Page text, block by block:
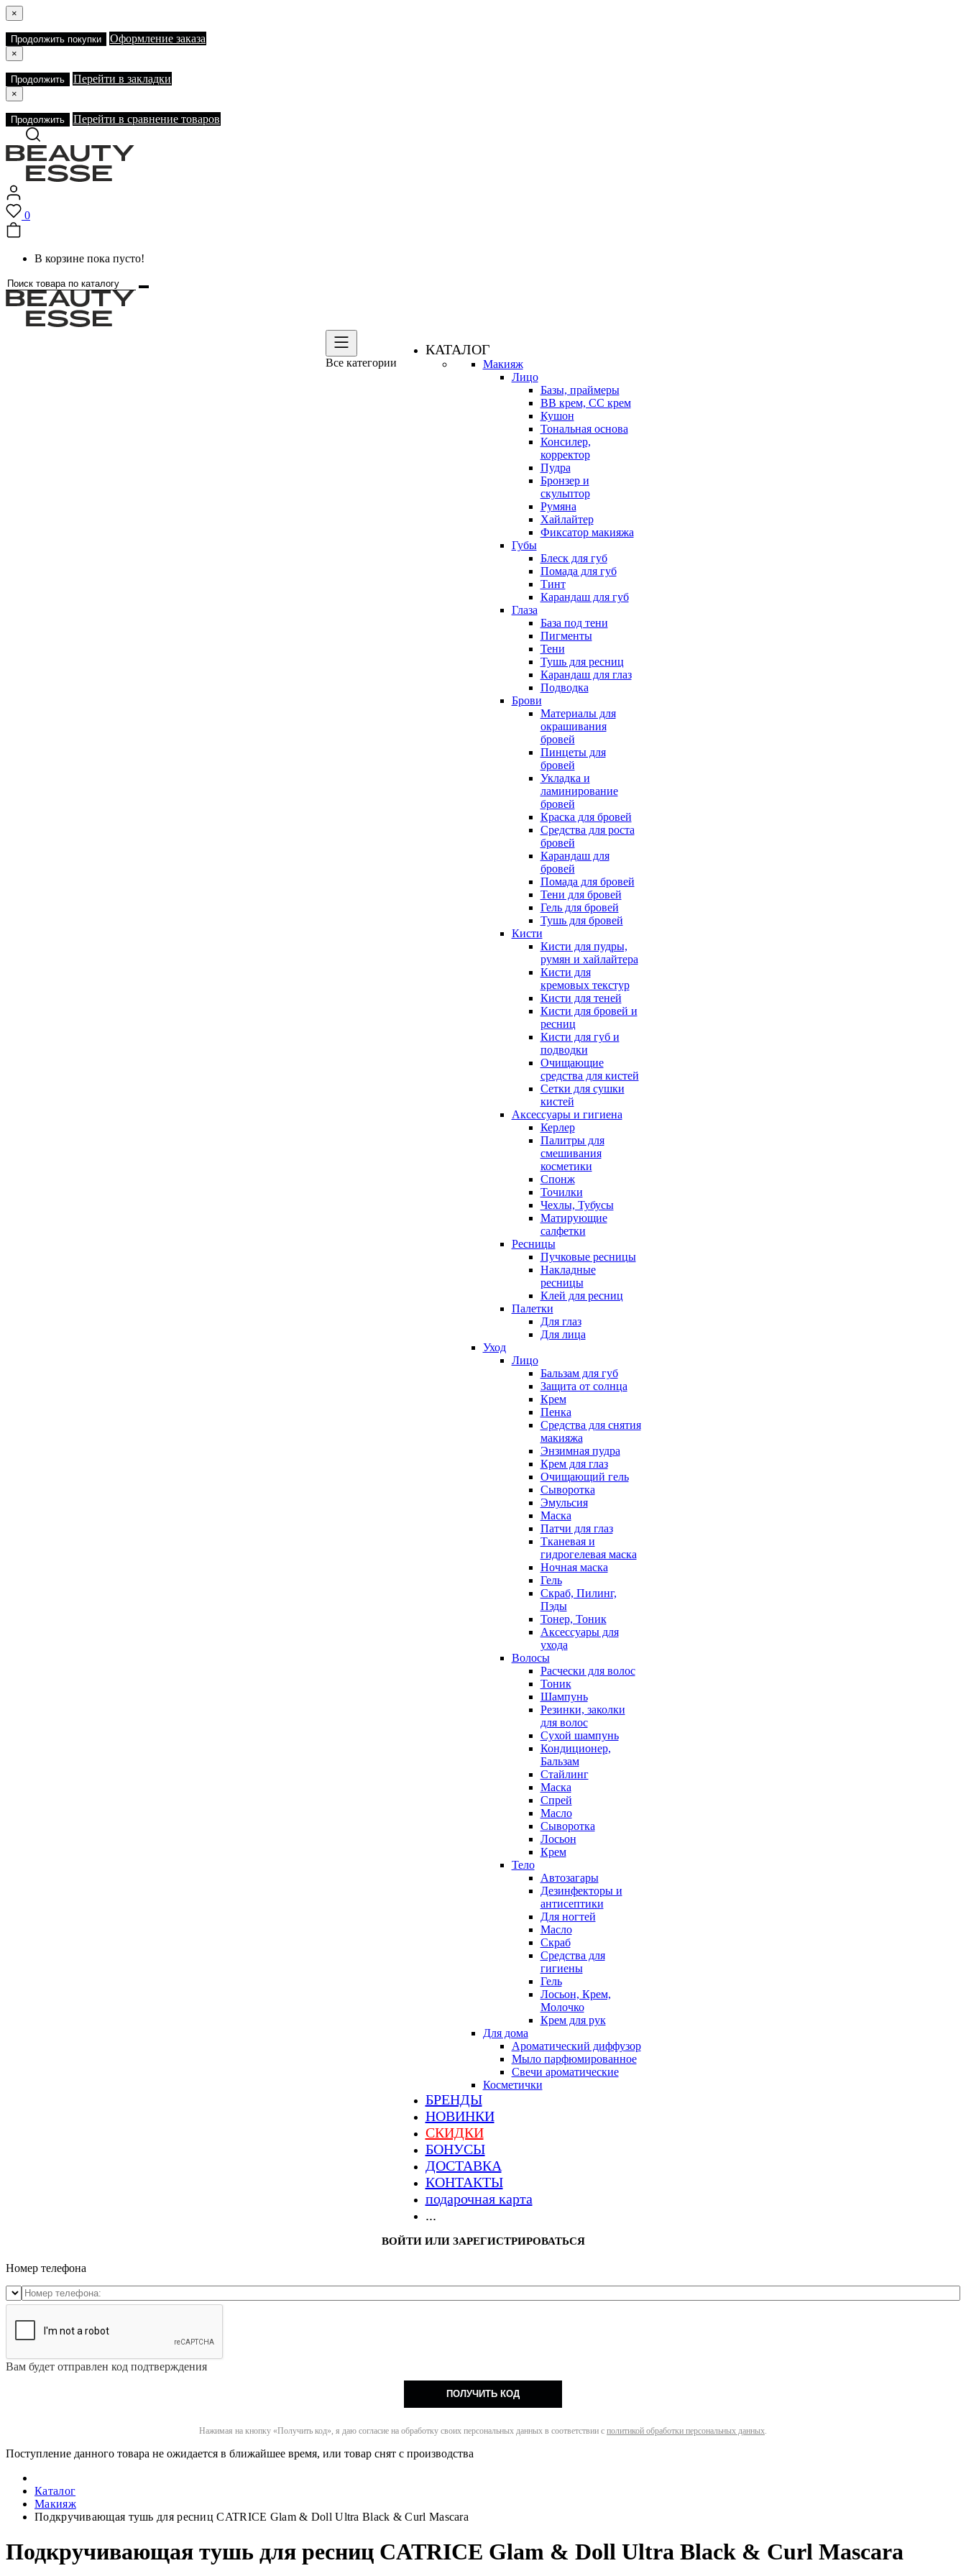
×
Продолжить покупки Оформление заказа
×
Продолжить Перейти в закладки
×
Продолжить Перейти в сравнение товаров
0
В корзине пока пусто!
Все категории
КАТАЛОГ
Макияж
Лицо
Базы, праймеры
BB крем, CC крем
Кушон
Тональная основа
Консилер,
корректор
Пудра
Бронзер и
скульптор
Румяна
Хайлайтер
Фиксатор макияжа
Губы
Блеск для губ
Помада для губ
Тинт
Карандаш для губ
Глаза
База под тени
Пигменты
Тени
Тушь для ресниц
Карандаш для глаз
Подводка
Брови
Материалы для
окрашивания
бровей
Пинцеты для
бровей
Укладка и
ламинирование
бровей
Краска для бровей
Средства для роста
бровей
Карандаш для
бровей
Помада для бровей
Тени для бровей
Гель для бровей
Тушь для бровей
Кисти
Кисти для пудры,
румян и хайлайтера
Кисти для
кремовых текстур
Кисти для теней
Кисти для бровей и
ресниц
Кисти для губ и
подводки
Очищающие
средства для кистей
Сетки для сушки
кистей
Аксессуары и гигиена
Керлер
Палитры для
смешивания
косметики
Спонж
Точилки
Чехлы, Тубусы
Матирующие
салфетки
Ресницы
Пучковые ресницы
Накладные
ресницы
Клей для ресниц
Палетки
Для глаз
Для лица
Уход
Лицо
Бальзам для губ
Защита от солнца
Крем
Пенка
Средства для снятия
макияжа
Энзимная пудра
Крем для глаз
Очищающий гель
Сыворотка
Эмульсия
Маска
Патчи для глаз
Тканевая и
гидрогелевая маска
Ночная маска
Гель
Скраб, Пилинг,
Пэды
Тонер, Тоник
Аксессуары для
ухода
Волосы
Расчески для волос
Тоник
Шампунь
Резинки, заколки
для волос
Сухой шампунь
Кондиционер,
Бальзам
Стайлинг
Маска
Спрей
Масло
Сыворотка
Лосьон
Крем
Тело
Автозагары
Дезинфекторы и
антисептики
Для ногтей
Масло
Скраб
Средства для
гигиены
Гель
Лосьон, Крем,
Молочко
Крем для рук
Для дома
Ароматический диффузор
Мыло парфюмированное
Свечи ароматические
Косметички
БРЕНДЫ
НОВИНКИ
СКИДКИ
БОНУСЫ
ДОСТАВКА
КОНТАКТЫ
подарочная карта
...
ВОЙТИ ИЛИ ЗАРЕГИСТРИРОВАТЬСЯ
Номер телефона
Вам будет отправлен код подтверждения
ПОЛУЧИТЬ КОД
Нажимая на кнопку «Получить код», я даю согласие на обработку своих персональных данных в соответствии с политикой обработки персональных данных.
Поступление данного товара не ожидается в ближайшее время, или товар снят с производства
Каталог
Макияж
Подкручивающая тушь для ресниц CATRICE Glam & Doll Ultra Black & Curl Mascara
Подкручивающая тушь для ресниц CATRICE Glam & Doll Ultra Black & Curl Mascara